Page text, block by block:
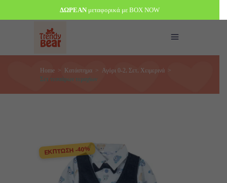
Home> Κατάστημα> Αγόρι 0-2 Σετ Χειμερινά>
Σετ τεσσάρων τεμαχίων
ΕΚΠΤΩΣΗ -40%
ΔΩΡΕΑΝ μεταφορικά με BOX NOW